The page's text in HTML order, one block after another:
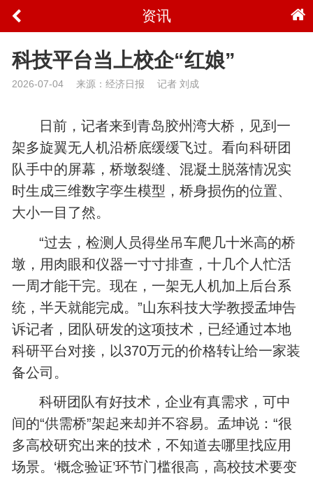
资讯
科技平台当上校企“红娘”
2026-07-04 来源：经济日报 记者 刘成
日前，记者来到青岛胶州湾大桥，见到一
架多旋翼无人机沿桥底缓缓飞过。看向科研团
队手中的屏幕，桥墩裂缝、混凝土脱落情况实
时生成三维数字孪生模型，桥身损伤的位置、
大小一目了然。
“过去，检测人员得坐吊车爬几十米高的桥
墩，用肉眼和仪器一寸寸排查，十几个人忙活
一周才能干完。现在，一架无人机加上后台系
统，半天就能完成。”山东科技大学教授孟坤告
诉记者，团队研发的这项技术，已经通过本地
科研平台对接，以370万元的价格转让给一家装
备公司。
科研团队有好技术，企业有真需求，可中
间的“供需桥”架起来却并不容易。孟坤说：“很
多高校研究出来的技术，不知道去哪里找应用
场景。‘概念验证’环节门槛很高，高校技术要变